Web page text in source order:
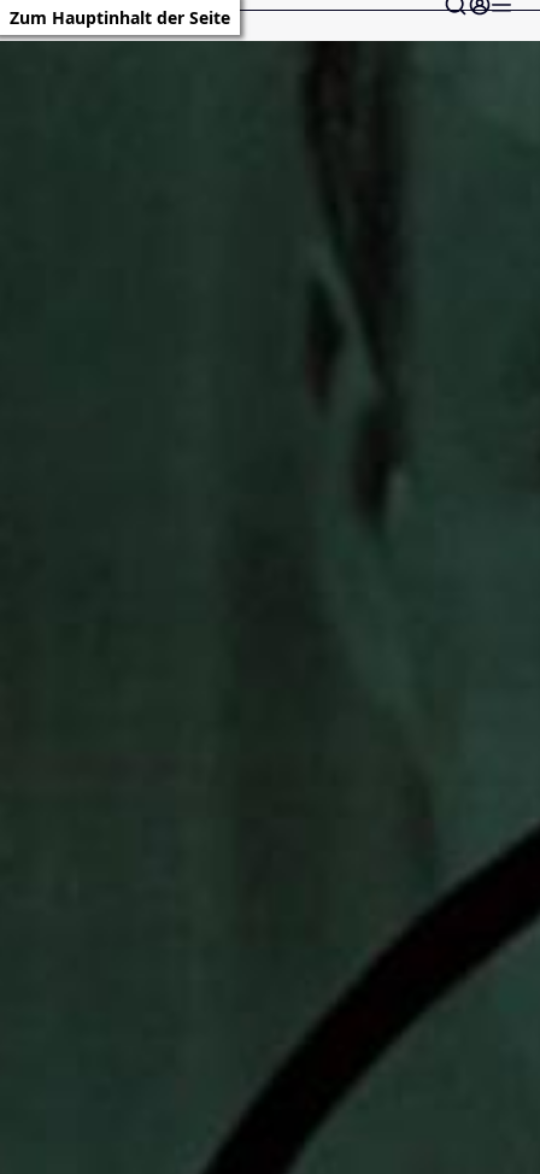
Zum Hauptinhalt der Seite